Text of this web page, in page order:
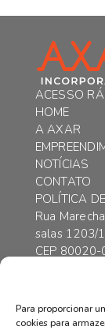
Para proporcionar
cookies para
ACESSO
HOME
A AXAR
NOTÍCIAS
CONTATO
POLÍTICA
Rua
salas 1203/
CEP
+55 41
+55 41